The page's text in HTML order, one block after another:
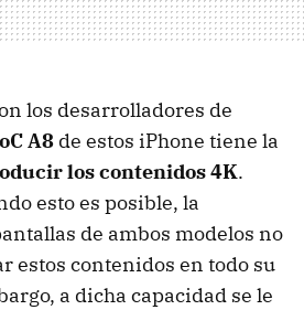
los desarrolladores de
A8 de estos iPhone tiene la
los contenidos 4K.
esto es posible, la
de ambos modelos no
estos contenidos en todo su
a dicha capacidad se le